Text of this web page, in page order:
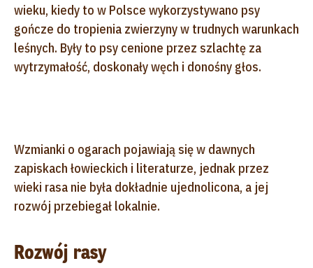
wieku, kiedy to w Polsce wykorzystywano psy
gończe do tropienia zwierzyny w trudnych warunkach
leśnych. Były to psy cenione przez szlachtę za
wytrzymałość, doskonały węch i donośny głos.
Wzmianki o ogarach pojawiają się w dawnych
zapiskach łowieckich i literaturze, jednak przez
wieki rasa nie była dokładnie ujednolicona, a jej
rozwój przebiegał lokalnie.
Rozwój rasy